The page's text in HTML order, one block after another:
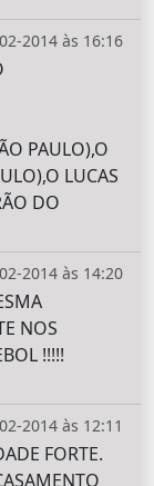
2014 às 16:16
PAULO),O
LUCAS
DO
2014 às 14:20
NOS
!!!!!
2014 às 12:11
FORTE.